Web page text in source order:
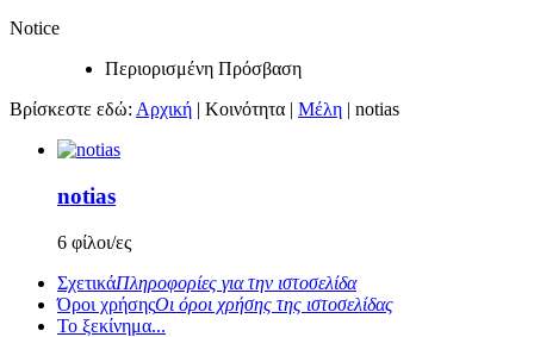
Notice
Περιορισμένη Πρόσβαση
Βρίσκεστε εδώ: Αρχική | Κοινότητα | Μέλη | notias
notias
6 φίλοι/ες
ΣχετικάΠληροφορίες για την ιστοσελίδα
Όροι χρήσηςΟι όροι χρήσης της ιστοσελίδας
Το ξεκίνημα...